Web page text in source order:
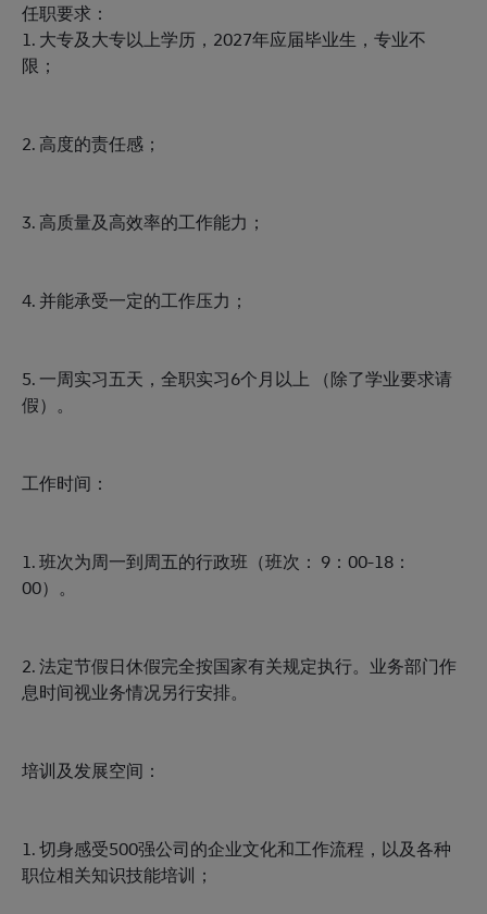
任职要求：
1. 大专及大专以上学历，2027年应届毕业生，专业不
限；
2. 高度的责任感；
3. 高质量及高效率的工作能力；
4. 并能承受一定的工作压力；
5. 一周实习五天，全职实习6个月以上 （除了学业要求请
假）。
工作时间：
1. 班次为周一到周五的行政班（班次： 9：00-18：
00）。
2. 法定节假日休假完全按国家有关规定执行。业务部门作
息时间视业务情况另行安排。
培训及发展空间：
1. 切身感受500强公司的企业文化和工作流程，以及各种
职位相关知识技能培训；